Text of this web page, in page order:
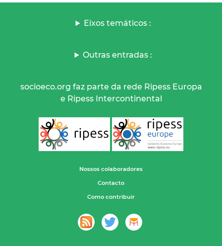
Eixos temáticos :
Outras entradas :
socioeco.org faz parte da rede Ripess Europa
e Ripess Intercontinental
Nossos colaboradores
Contacto
Como contribuir